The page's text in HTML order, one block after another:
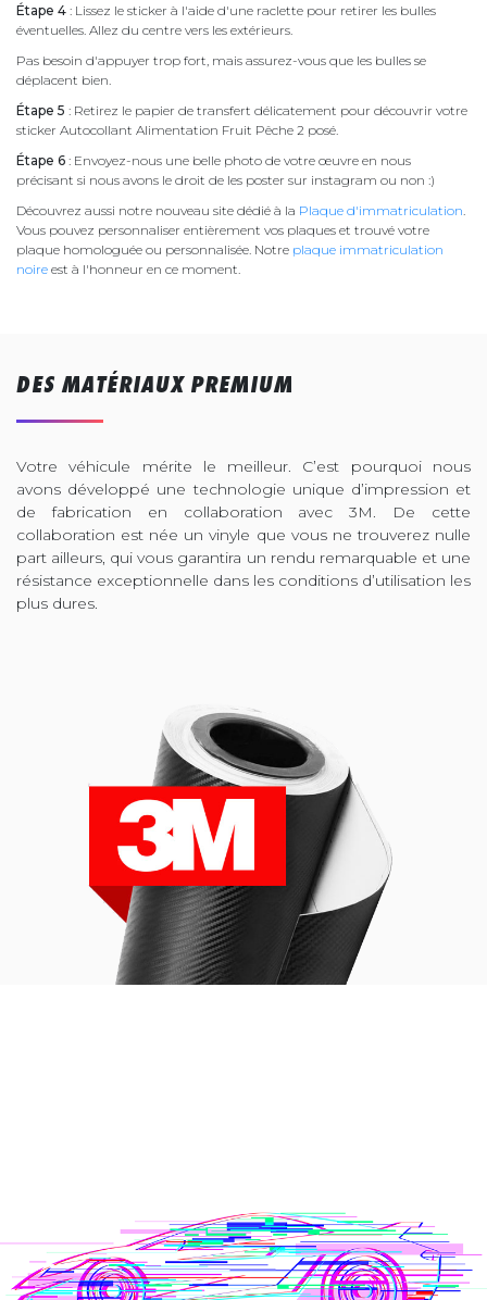
Étape 4 : Lissez le sticker à l'aide d'une raclette pour retirer les bulles
éventuelles. Allez du centre vers les extérieurs.
Pas besoin d'appuyer trop fort, mais assurez-vous que les bulles se
déplacent bien.
Étape 5 : Retirez le papier de transfert délicatement pour découvrir votre
sticker Autocollant Alimentation Fruit Pêche 2 posé.
Étape 6 : Envoyez-nous une belle photo de votre œuvre en nous
précisant si nous avons le droit de les poster sur instagram ou non :)
Découvrez aussi notre nouveau site dédié à la Plaque d'immatriculation
Vous pouvez personnaliser entièrement vos plaques et trouvé votre
plaque homologuée ou personnalisée. Notre plaque immatriculation
noire est à l'honneur en ce moment.
DES MATÉRIAUX PREMIUM
Votre véhicule mérite le meilleur. C’est pourquoi nous
avons développé une technologie unique d’impression et
de fabrication en collaboration avec 3M. De cette
collaboration est née un vinyle que vous ne trouverez nulle
part ailleurs, qui vous garantira un rendu remarquable et une
résistance exceptionnelle dans les conditions d’utilisation les
plus dures.